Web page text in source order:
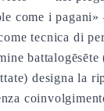
come i
tecnica di
battalogēsēte
designa la